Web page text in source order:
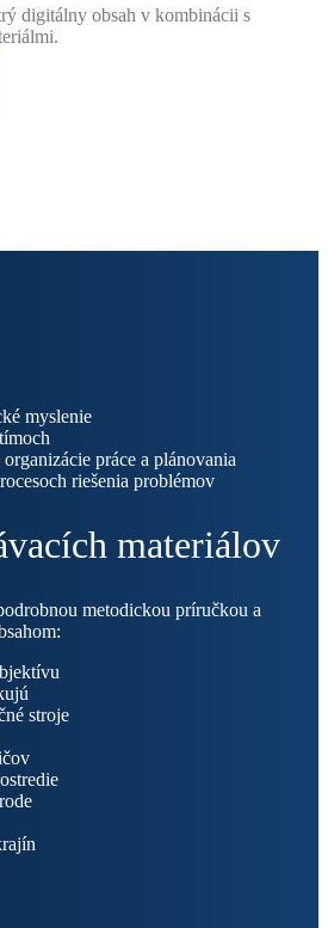
digitálny obsah v kombinácii s
myslenie
práce a plánovania
riešenia problémov
materiálov
metodickou príručkou a
stroje